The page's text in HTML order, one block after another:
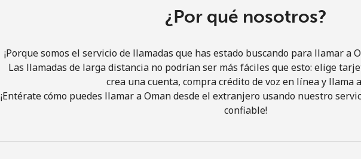
acuerdo con estos
Términos y condiciones.
Únete
¡Hola!
¿Por qué nosotros?
¡Porque somos el servicio de llamadas que has estado buscando para llamar a
Las llamadas de larga distancia no podrían ser más fáciles que esto: elige
crea una cuenta, compra crédito de voz en línea y llama
¡Entérate cómo puedes llamar a Oman desde el extranjero usando nuestro
confiable!